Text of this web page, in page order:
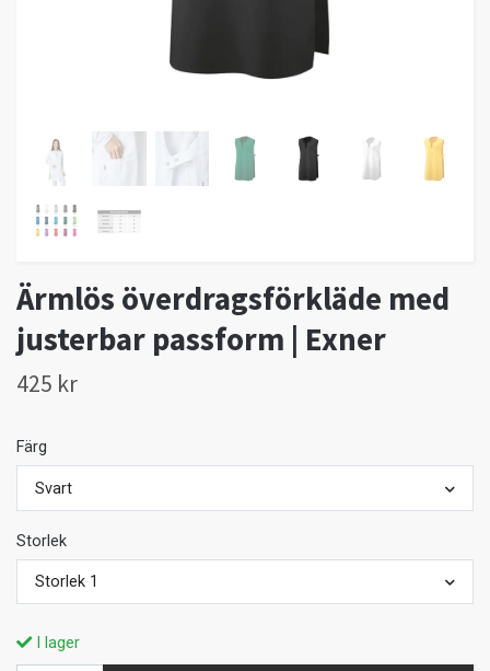
Ärmlös överdragsförkläde med
justerbar passform | Exner
425 kr
Färg
Svart
Storlek
Storlek 1
I lager